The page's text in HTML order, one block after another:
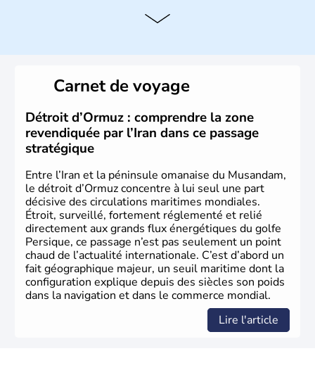
Carnet de voyage
Détroit d’Ormuz : comprendre la zone
revendiquée par l’Iran dans ce passage
stratégique
Entre l’Iran et la péninsule omanaise du Musandam,
le détroit d’Ormuz concentre à lui seul une part
décisive des circulations maritimes mondiales.
Étroit, surveillé, fortement réglementé et relié
directement aux grands flux énergétiques du golfe
Persique, ce passage n’est pas seulement un point
chaud de l’actualité internationale. C’est d’abord un
fait géographique majeur, un seuil maritime dont la
configuration explique depuis des siècles son poids
dans la navigation et dans le commerce mondial.
Lire l'article